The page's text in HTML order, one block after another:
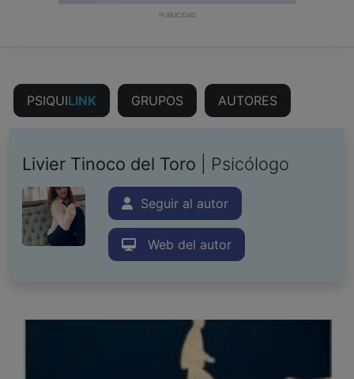
PUBLICIDAD
PSIQUILINK GRUPOS AUTORES
Livier Tinoco del Toro | Psicólogo
Seguir al autor
Web del autor